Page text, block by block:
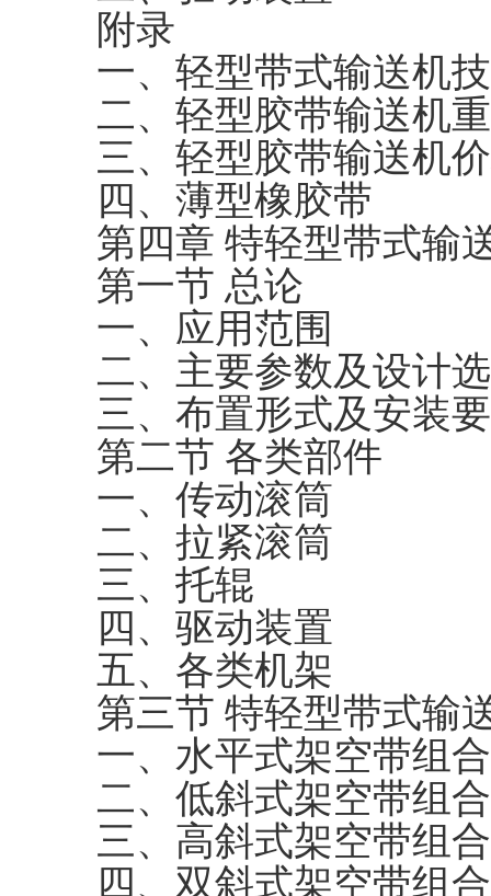
附录
一、轻型带式输送机
二、轻型胶带输送机
三、轻型胶带输送机
四、薄型橡胶带
第四章 特轻型带式输
第一节 总论
一、应用范围
二、主要参数及设计
三、布置形式及安装
第二节 各类部件
一、传动滚筒
二、拉紧滚筒
三、托辊
四、驱动装置
五、各类机架
第三节 特轻型带式输
一、水平式架空带组
二、低斜式架空带组
三、高斜式架空带组
四、双斜式架空带组